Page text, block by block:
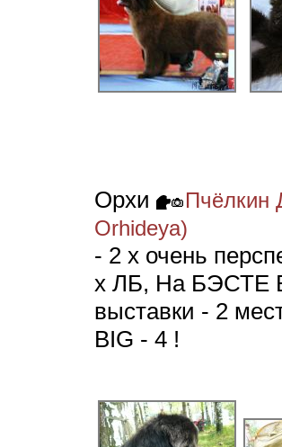
Орхи
Пчёлкин
Orhideya)
- 2 х очень
х ЛБ, На БЭСТЕ
выставки - 2
BIG - 4 !